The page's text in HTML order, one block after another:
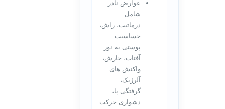
عوارض نادر
شامل:
درماتیت، راش،
حساسیت
پوستی به نور
آفتاب، خارش،
واکنش های
آلرژیک،
گرفتگی پا،
دشواری حرکت